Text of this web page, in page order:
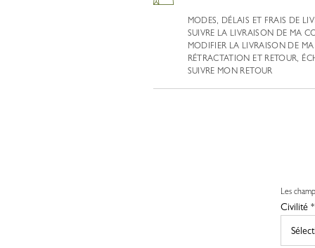
MODES, DÉLAIS ET FRAIS DE
SUIVRE LA LIVRAISON DE MA
MODIFIER LA LIVRAISON DE
RÉTRACTATION ET RETOUR,
SUIVRE MON RETOUR
Les
Civilité *